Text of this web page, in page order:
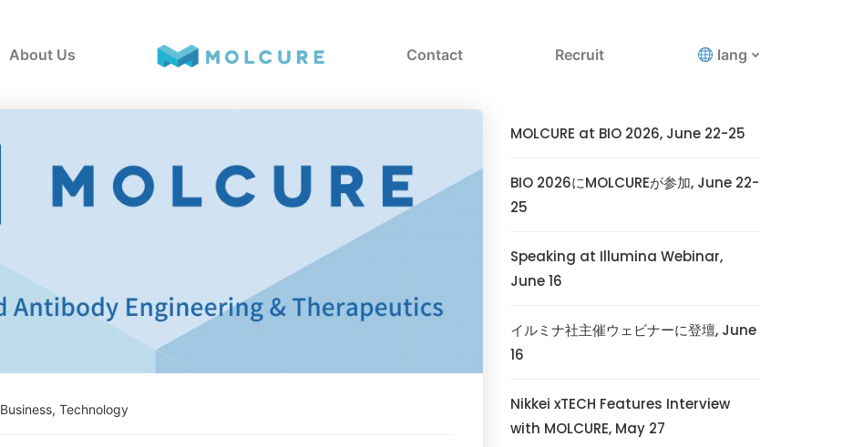
About Us Contact Recruit lang
Business, Technology
MOLCURE at BIO 2026, June 22-25
BIO 2026にMOLCUREが参加, June 22-
25
Speaking at Illumina Webinar,
June 16
イルミナ社主催ウェビナーに登壇, June
16
Nikkei xTECH Features Interview
with MOLCURE, May 27